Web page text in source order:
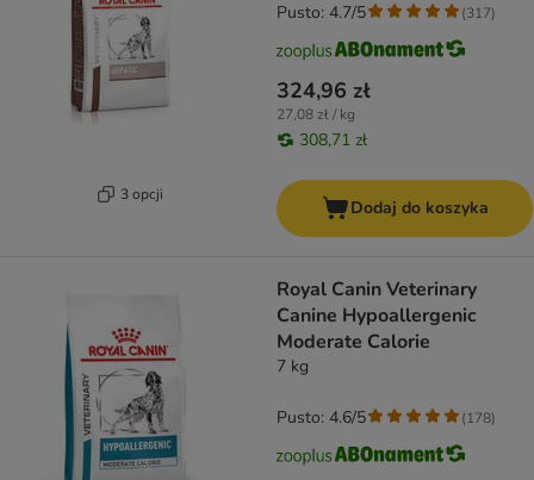
3 opcji
324,96 zł
27,08 zł / kg
308,71 zł
Pusto: 4.7/5 (317)
Dodaj do koszyka
Royal Canin Veterinary
Canine Hypoallergenic
Moderate Calorie
7 kg
Pusto: 4.6/5 (178)